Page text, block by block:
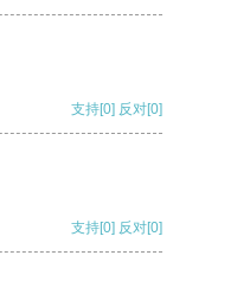
支持[0] 反对[0]
支持[0] 反对[0]